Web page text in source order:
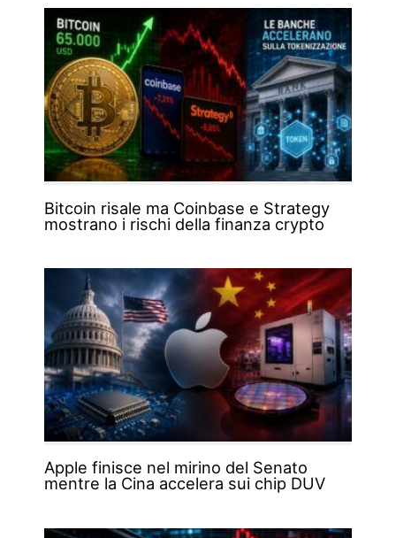
Bitcoin risale ma Coinbase e Strategy
mostrano i rischi della finanza crypto
Apple finisce nel mirino del Senato
mentre la Cina accelera sui chip DUV